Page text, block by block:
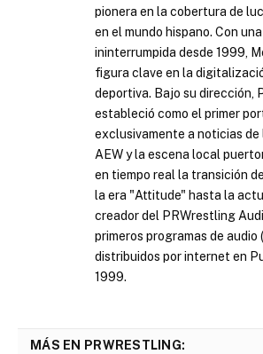
pionera en la cobertura de
en el mundo hispano. Con
ininterrumpida desde 1999,
figura clave en la
deportiva. Bajo su dirección,
estableció como el primer
exclusivamente a noticias de
AEW y la escena local
en tiempo real la transición
la era "Attitude" hasta la
creador del PRWrestling
primeros programas de
distribuidos por internet en
1999.
MÁS EN PRWRESTLING: